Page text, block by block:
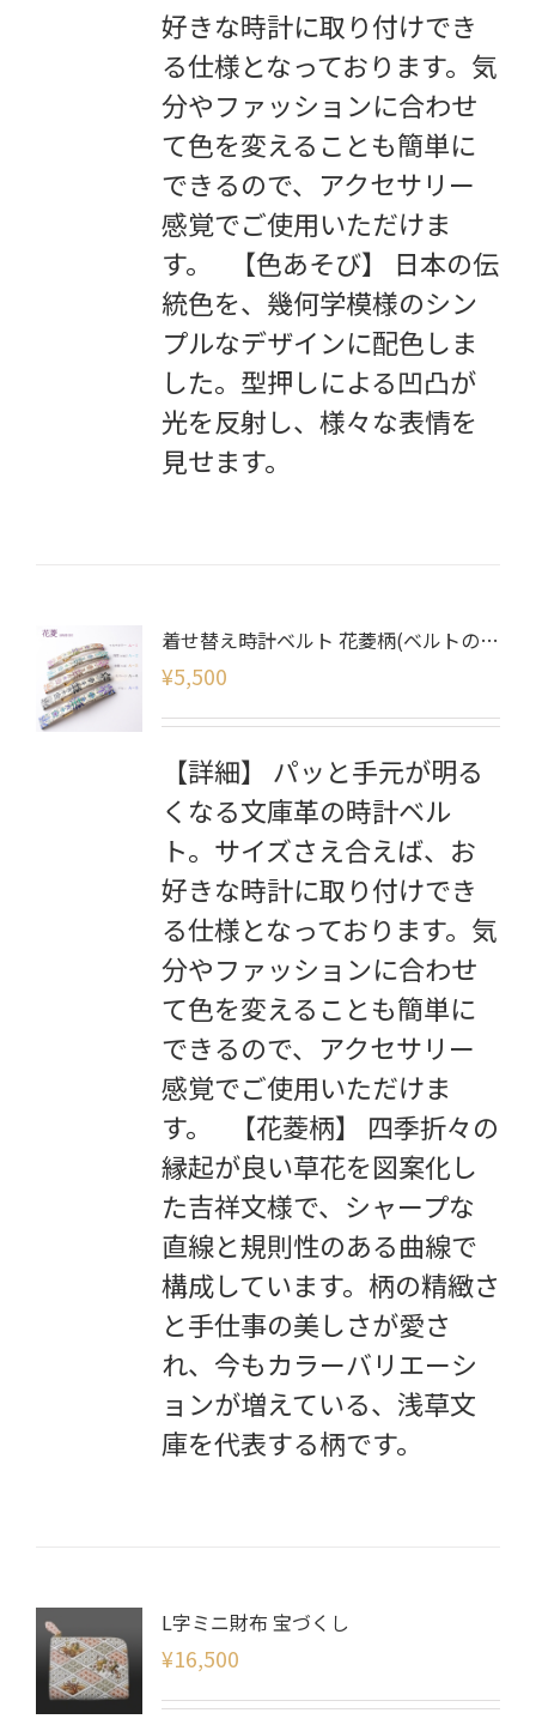
好きな時計に取り付けでき
る仕様となっております。気
分やファッションに合わせ
て色を変えることも簡単に
できるので、アクセサリー
感覚でご使用いただけま
す。 【色あそび】 日本の伝
統色を、幾何学模様のシン
プルなデザインに配色しま
した。型押しによる凹凸が
光を反射し、様々な表情を
見せます。
着せ替え時計ベルト 花菱柄(ベルトのみ)
¥5,500
【詳細】 パッと手元が明る
くなる文庫革の時計ベル
ト。サイズさえ合えば、お
好きな時計に取り付けでき
る仕様となっております。気
分やファッションに合わせ
て色を変えることも簡単に
できるので、アクセサリー
感覚でご使用いただけま
す。 【花菱柄】 四季折々の
縁起が良い草花を図案化し
た吉祥文様で、シャープな
直線と規則性のある曲線で
構成しています。柄の精緻さ
と手仕事の美しさが愛さ
れ、今もカラーバリエーシ
ョンが増えている、浅草文
庫を代表する柄です。
L字ミニ財布 宝づくし
¥16,500